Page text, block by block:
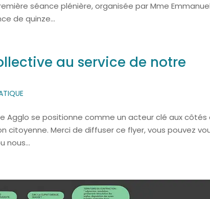
séance plénière, organisée par Mme
de quinze...
au service de notre
Agglo se positionne comme un acteur clé aux côtés
citoyenne. Merci de diffuser ce flyer, vous pouvez
nous...